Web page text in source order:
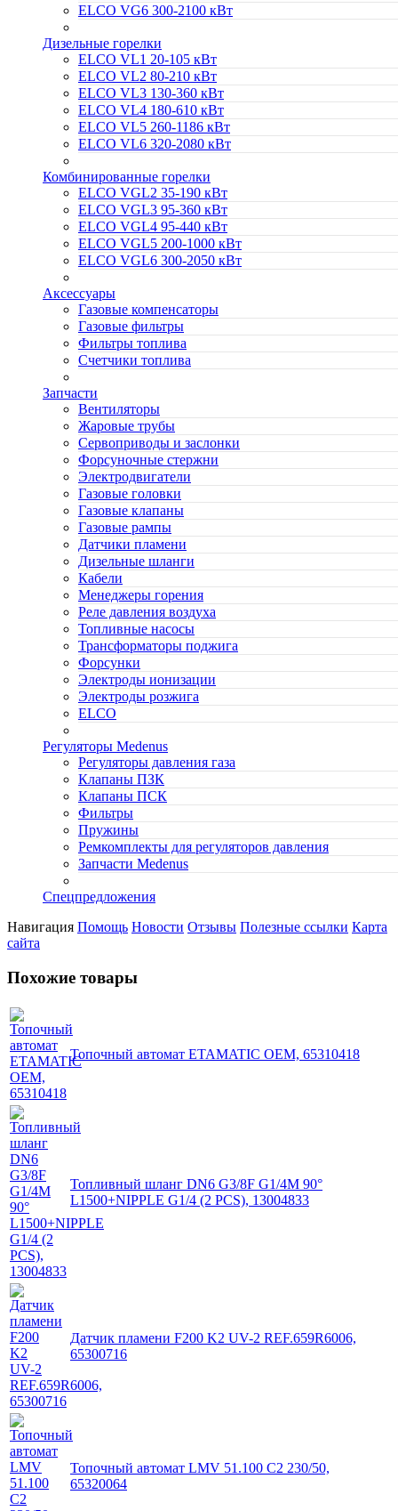
ELCO VG6 300-2100 кВт
Дизельные горелки
ELCO VL1 20-105 кВт
ELCO VL2 80-210 кВт
ELCO VL3 130-360 кВт
ELCO VL4 180-610 кВт
ELCO VL5 260-1186 кВт
ELCO VL6 320-2080 кВт
Комбинированные горелки
ELCO VGL2 35-190 кВт
ELCO VGL3 95-360 кВт
ELCO VGL4 95-440 кВт
ELCO VGL5 200-1000 кВт
ELCO VGL6 300-2050 кВт
Аксессуары
Газовые компенсаторы
Газовые фильтры
Фильтры топлива
Счетчики топлива
Запчасти
Вентиляторы
Жаровые трубы
Сервоприводы и заслонки
Форсуночные стержни
Электродвигатели
Газовые головки
Газовые клапаны
Газовые рампы
Датчики пламени
Дизельные шланги
Кабели
Менеджеры горения
Реле давления воздуха
Топливные насосы
Трансформаторы поджига
Форсунки
Электроды ионизации
Электроды розжига
ELCO
Регуляторы Medenus
Регуляторы давления газа
Клапаны ПЗК
Клапаны ПСК
Фильтры
Пружины
Ремкомплекты для регуляторов давления
Запчасти Medenus
Спецпредложения
Навигация Помощь Новости Отзывы Полезные ссылки Карта
сайта
Похожие товары
Топочный автомат ETAMATIC OEM, 65310418
Топливный шланг DN6 G3/8F G1/4M 90°
L1500+NIPPLE G1/4 (2 PCS), 13004833
Датчик пламени F200 K2 UV-2 REF.659R6006,
65300716
Топочный автомат LMV 51.100 C2 230/50,
65320064